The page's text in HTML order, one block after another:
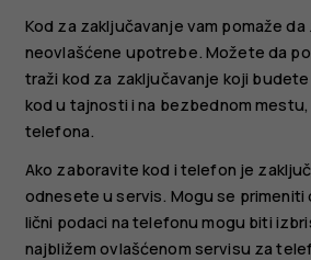
Kod za zaključavanje vam pomaže
neovlašćene upotrebe. Možete da
traži kod za zaključavanje koji
kod u tajnosti i na bezbednom
telefona.
Ako zaboravite kod i telefon je
odnesete u servis. Mogu se primeniti
lični podaci na telefonu mogu biti
najbližem ovlašćenom servisu za